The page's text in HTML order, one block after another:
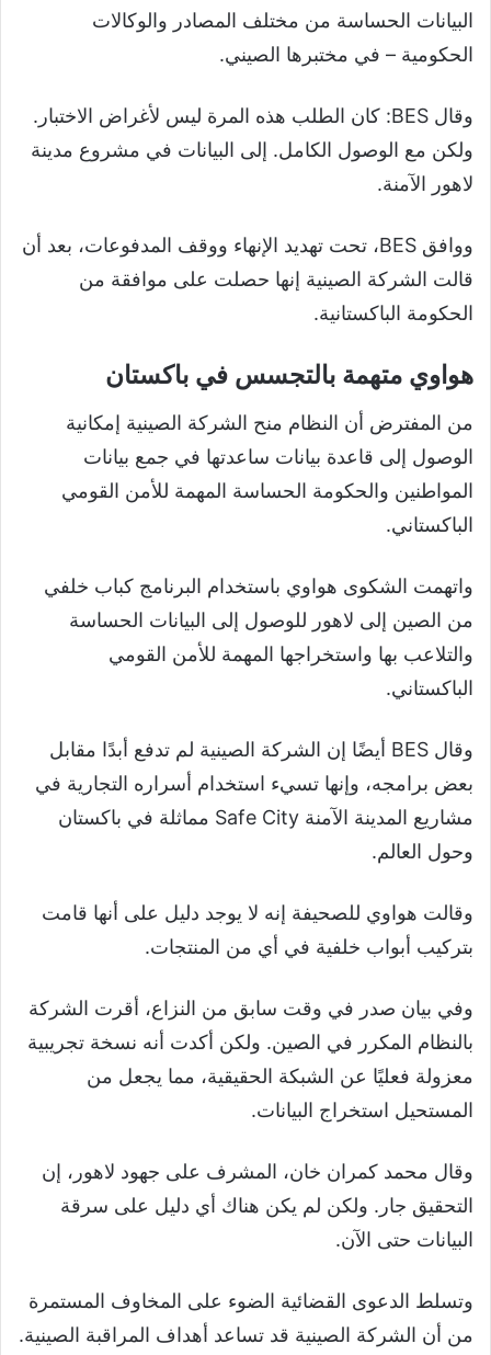
البيانات الحساسة من مختلف المصادر والوكالات
الحكومية – في مختبرها الصيني.
وقال BES: كان الطلب هذه المرة ليس لأغراض الاختبار.
ولكن مع الوصول الكامل. إلى البيانات في مشروع مدينة
لاهور الآمنة.
ووافق BES، تحت تهديد الإنهاء ووقف المدفوعات، بعد أن
قالت الشركة الصينية إنها حصلت على موافقة من
الحكومة الباكستانية.
هواوي متهمة بالتجسس في باكستان
من المفترض أن النظام منح الشركة الصينية إمكانية
الوصول إلى قاعدة بيانات ساعدتها في جمع بيانات
المواطنين والحكومة الحساسة المهمة للأمن القومي
الباكستاني.
واتهمت الشكوى هواوي باستخدام البرنامج كباب خلفي
من الصين إلى لاهور للوصول إلى البيانات الحساسة
والتلاعب بها واستخراجها المهمة للأمن القومي
الباكستاني.
وقال BES أيضًا إن الشركة الصينية لم تدفع أبدًا مقابل
بعض برامجه، وإنها تسيء استخدام أسراره التجارية في
مشاريع المدينة الآمنة Safe City مماثلة في باكستان
وحول العالم.
وقالت هواوي للصحيفة إنه لا يوجد دليل على أنها قامت
بتركيب أبواب خلفية في أي من المنتجات.
وفي بيان صدر في وقت سابق من النزاع، أقرت الشركة
بالنظام المكرر في الصين. ولكن أكدت أنه نسخة تجريبية
معزولة فعليًا عن الشبكة الحقيقية، مما يجعل من
المستحيل استخراج البيانات.
وقال محمد كمران خان، المشرف على جهود لاهور، إن
التحقيق جار. ولكن لم يكن هناك أي دليل على سرقة
البيانات حتى الآن.
وتسلط الدعوى القضائية الضوء على المخاوف المستمرة
من أن الشركة الصينية قد تساعد أهداف المراقبة الصينية.